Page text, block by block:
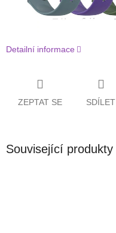
Detailní informace
ZEPTAT SE SDÍLET
Související produkty